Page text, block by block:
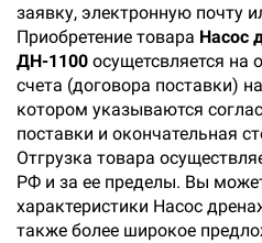
заявку, электронную почту
Приобретение товара Насос
ДН-1100 осущетсвляется на
счета (договора поставки)
котором указываются
поставки и окончательная
Отгрузка товара
РФ и за ее пределы. Вы
характеристики Насос
также более широкое